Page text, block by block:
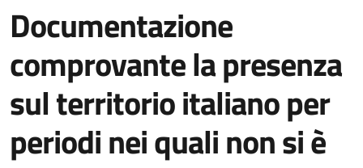
Documentazione
comprovante la presenza
sul territorio italiano per
periodi nei quali non si è